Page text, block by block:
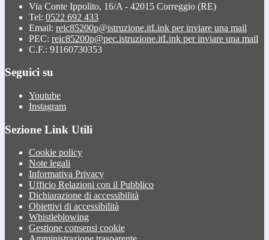
Via Conte Ippolito, 16/A - 42015 Correggio (RE)
Tel: 0522 692 433
Email: reic85200p@istruzione.itLink per inviare una mail
PEC: reic85200p@pec.istruzione.itLink per inviare una mail
C.F.: 91160730353
Seguici su
Youtube
Instagram
Sezione Link Utili
Cookie policy
Note legali
Informativa Privacy
Ufficio Relazioni con il Pubblico
Dichiarazione di accessibilità
Obiettivi di accessibilità
Whistleblowing
Gestione consensi cookie